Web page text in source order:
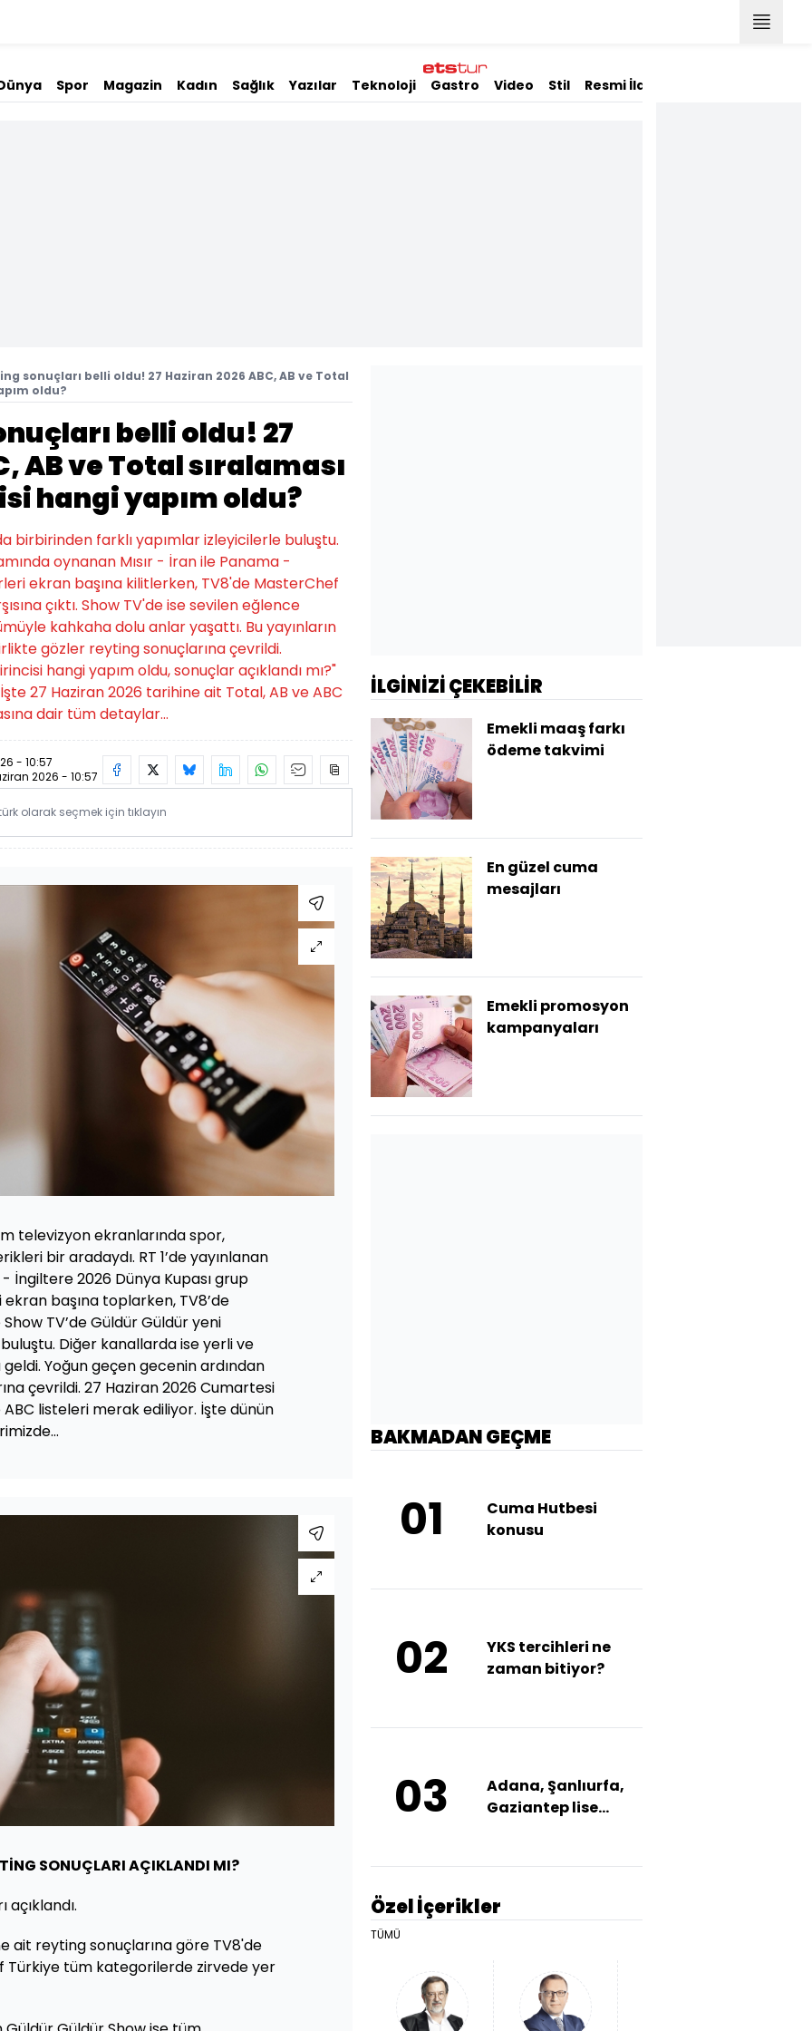
Spor Magazin Kadın Sağlık Yazılar Teknoloji Gastro Video Stil Resmi İlanlar
sonuçları belli oldu! 27 Haziran 2026 ABC, AB ve Total
oldu?
belli oldu! 27
AB ve Total sıralaması
hangi yapım oldu?
birbirinden farklı yapımlar izleyicilerle buluştu.
oynanan Mısır - İran ile Panama -
ekran başına kilitlerken, TV8'de MasterChef
çıktı. Show TV'de ise sevilen eğlence
kahkaha dolu anlar yaşattı. Bu yayınların
gözler reyting sonuçlarına çevrildi.
hangi yapım oldu, sonuçlar açıklandı mı?"
27 Haziran 2026 tarihine ait Total, AB ve ABC
dair tüm detaylar…
- 10:57
2026 - 10:57
olarak seçmek için tıklayın
televizyon ekranlarında spor,
bir aradaydı. RT 1’de yayınlanan
İngiltere 2026 Dünya Kupası grup
başına toplarken, TV8’de
TV’de Güldür Güldür yeni
Diğer kanallarda ise yerli ve
Yoğun geçen gecenin ardından
çevrildi. 27 Haziran 2026 Cumartesi
listeleri merak ediliyor. İşte dünün
SONUÇLARI AÇIKLANDI MI?
ait reyting sonuçlarına göre TV8'de
Türkiye tüm kategorilerde zirvede yer
Özel İçerikler
TÜMÜ
İLGİNİZİ ÇEKEBİLİR
Emekli maaş farkı
ödeme takvimi
En güzel cuma
mesajları
Emekli promosyon
kampanyaları
BAKMADAN GEÇME
01
Cuma Hutbesi
konusu
02
YKS tercihleri ne
zaman bitiyor?
03
Adana, Şanlıurfa,
Gaziantep lise